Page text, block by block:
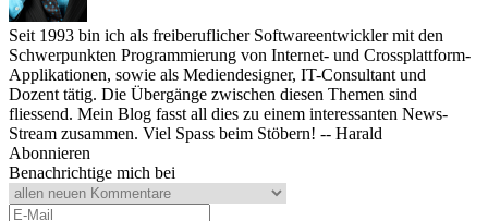
Seit 1993 bin ich als freiberuflicher Softwareentwickler mit den
Schwerpunkten Programmierung von Internet- und Crossplattform-
Applikationen, sowie als Mediendesigner, IT-Consultant und
Dozent tätig. Die Übergänge zwischen diesen Themen sind
fliessend. Mein Blog fasst all dies zu einem interessanten News-
Stream zusammen. Viel Spass beim Stöbern! -- Harald
Abonnieren
Benachrichtige mich bei